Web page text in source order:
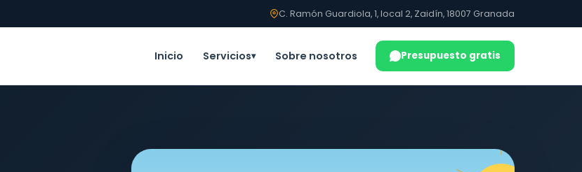
C. Ramón Guardiola, 1, local 2, Zaidín, 18007 Granada
Inicio Servicios▾ Sobre nosotros Presupuesto gratis